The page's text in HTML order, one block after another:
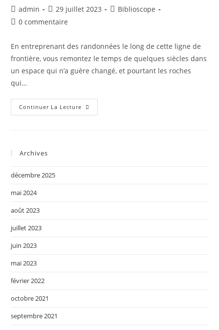
admin 29 juillet 2023
Biblioscope
0 commentaire
En entreprenant des randonnées le long de cette ligne de
frontière, vous remontez le temps de quelques siècles dans
un espace qui n’a guère changé, et pourtant les roches
qui…
Continuer La Lecture
Archives
décembre 2025
mai 2024
août 2023
juillet 2023
juin 2023
mai 2023
février 2022
octobre 2021
septembre 2021